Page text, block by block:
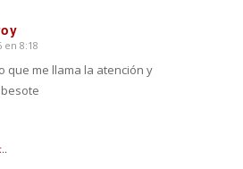
en 8:18
que me llama la atención y